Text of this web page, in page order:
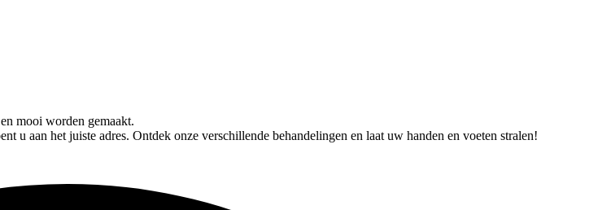
mooi worden gemaakt.
u aan het juiste adres. Ontdek onze verschillende behandelingen en laat uw handen en voeten stralen!